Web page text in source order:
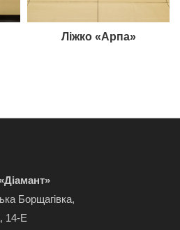
Ліжко «Арпа»
Борщагівка,
14-Е